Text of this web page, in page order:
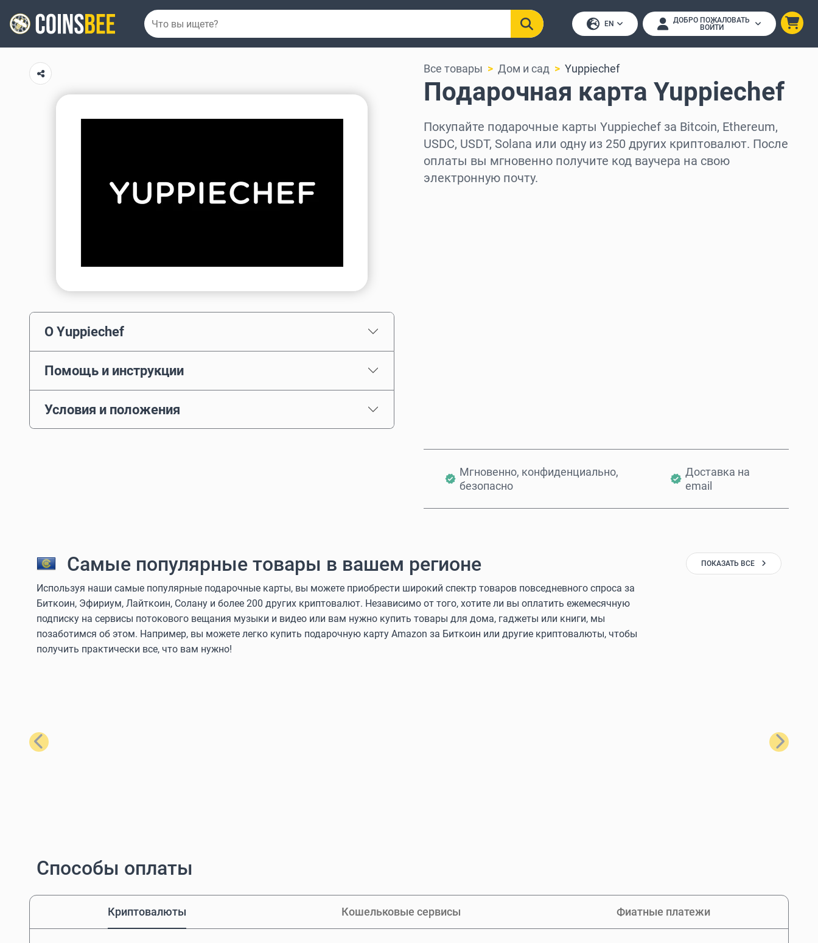
EN
ДОБРО ПОЖАЛОВАТЬ
ВОЙТИ
О Yuppiechef
Помощь и инструкции
Условия и положения
Все товары Дом и сад Yuppiechef
Подарочная карта Yuppiechef
Покупайте подарочные карты Yuppiechef за Bitcoin, Ethereum,
USDC, USDT, Solana или одну из 250 других криптовалют. После
оплаты вы мгновенно получите код ваучера на свою
электронную почту.
Мгновенно, конфиденциально,
безопасно
Доставка на
email
Самые популярные товары в вашем регионе
Используя наши самые популярные подарочные карты, вы можете приобрести широкий спектр товаров повседневного спроса за
Биткоин, Эфириум, Лайткоин, Солану и более 200 других криптовалют. Независимо от того, хотите ли вы оплатить ежемесячную
подписку на сервисы потокового вещания музыки и видео или вам нужно купить товары для дома, гаджеты или книги, мы
позаботимся об этом. Например, вы можете легко купить подарочную карту Amazon за Биткоин или другие криптовалюты, чтобы
получить практически все, что вам нужно!
ПОКАЗАТЬ ВСЕ
Назад Далее
Способы оплаты
Криптовалюты Кошельковые сервисы Фиатные платежи